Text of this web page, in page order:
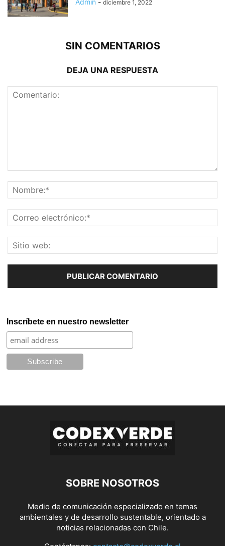
Admin - diciembre 1, 2022
SIN COMENTARIOS
DEJA UNA RESPUESTA
Inscríbete en nuestro newsletter
SOBRE NOSOTROS
Medio de comunicación especializado en temas
ambientales y de desarrollo sustentable, orientado a
noticias relacionadas con Chile.